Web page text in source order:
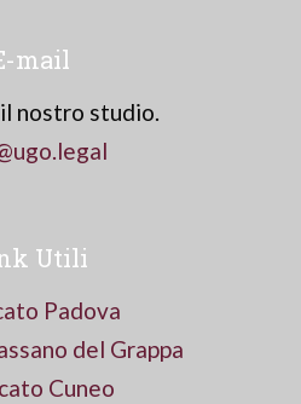
mail
nostro studio.
Utili
Padova
del Grappa
Cuneo